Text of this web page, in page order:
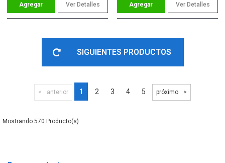
Ver Detalles Ver Detalles
SIGUIENTES PRODUCTOS
anterior 1 2 3 4 5 próximo
570